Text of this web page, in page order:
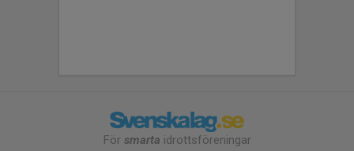
För smarta idrottsföreningar